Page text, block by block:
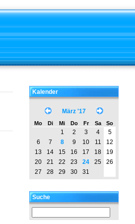
Kalender
März '17
Mo Di Mi Do Fr Sa So
1 2 3 4
5
6
7 8 9 10 11
12
13
14 15 16 17 18
19
20
21 22 23 24 25
26
27
28 29 30 31
Suche